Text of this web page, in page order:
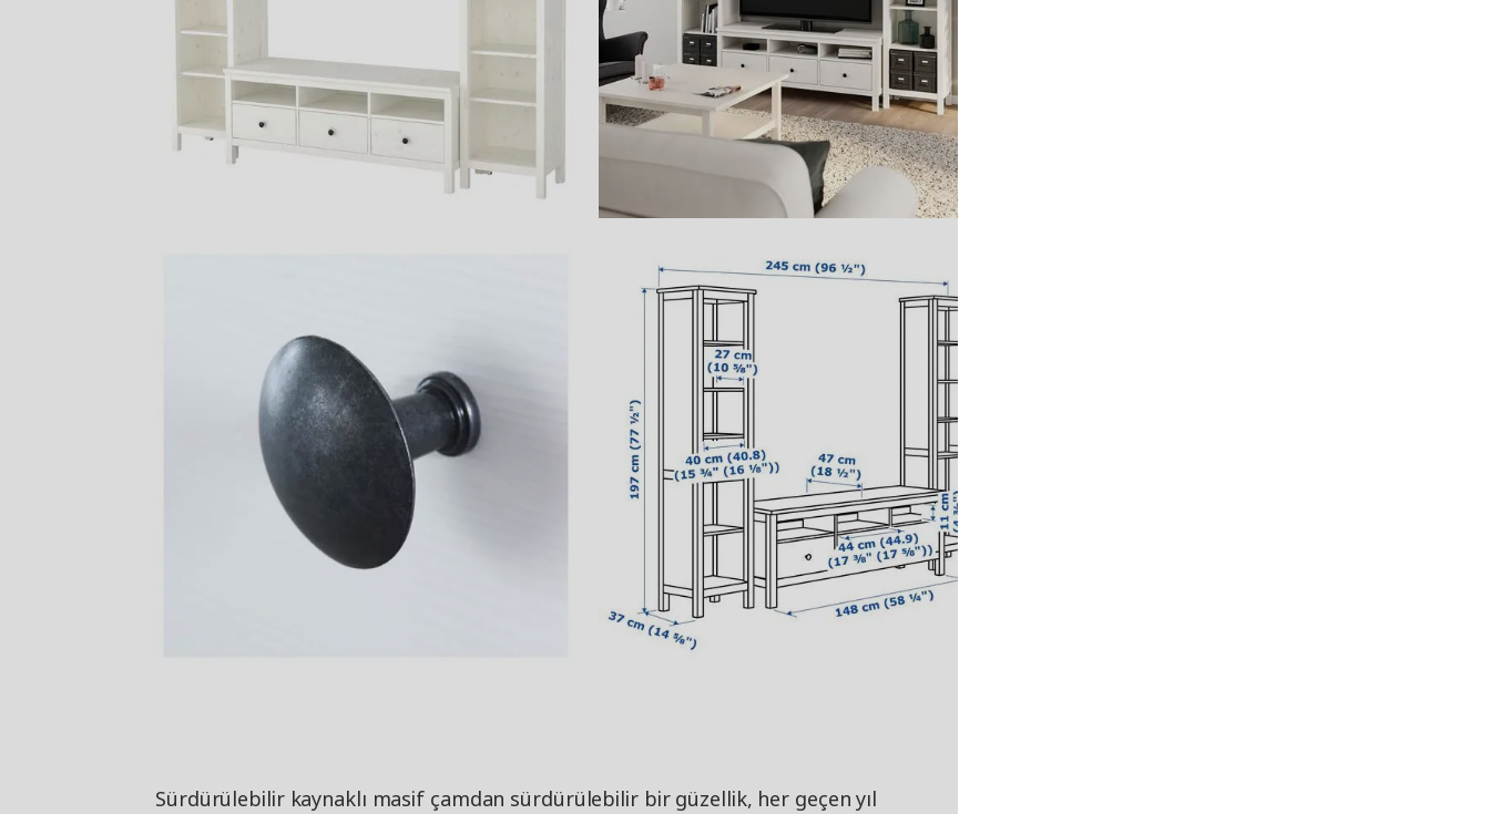
Sürdürülebilir kaynaklı masif çamdan sürdürülebilir bir güzellik, her geçen yıl